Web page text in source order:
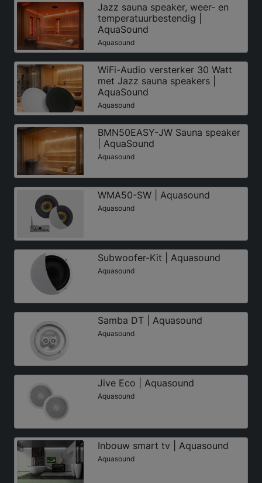
Jazz sauna speaker, weer- en
temperatuurbestendig |
AquaSound
Aquasound
WiFi-Audio versterker 30 Watt
met Jazz sauna speakers |
AquaSound
Aquasound
BMN50EASY-JW Sauna speaker
| AquaSound
Aquasound
WMA50-SW | Aquasound
Aquasound
Subwoofer-Kit | Aquasound
Aquasound
Samba DT | Aquasound
Aquasound
Jive Eco | Aquasound
Aquasound
Inbouw smart tv | Aquasound
Aquasound